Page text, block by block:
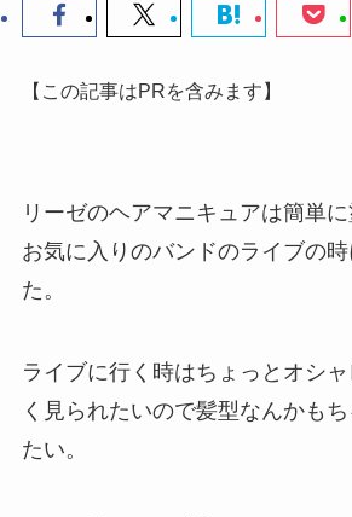
【この記事はPRを含みます】
リーゼのヘアマニキュアは簡単に
お気に入りのバンドのライブの
た。
ライブに行く時はちょっとオシャ
く見られたいので髪型なんかも
たい。